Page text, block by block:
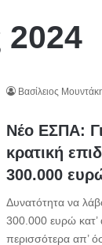
2024
Βασίλειος
Νέο ΕΣΠΑ:
κρατική
300.000
Δυνατότητα να
300.000 ευρώ κατ’
περισσότερα απ’